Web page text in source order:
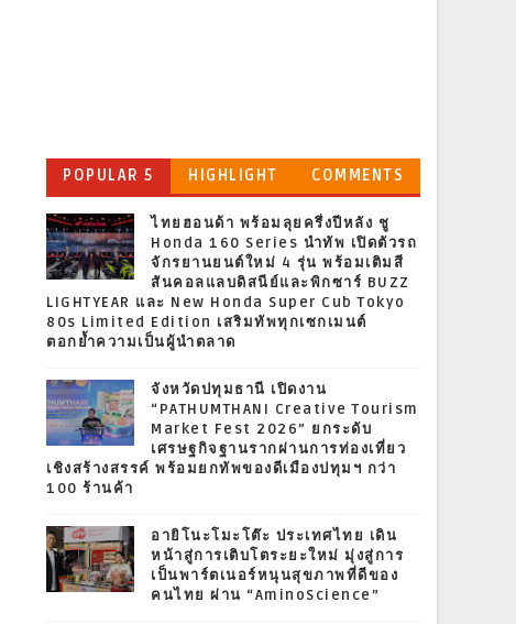
POPULAR 5 HIGHLIGHT COMMENTS
ไทยฮอนด้า พร้อมลุยครึ่งปีหลัง ชู
Honda 160 Series นำทัพ เปิดตัวรถ
จักรยานยนต์ใหม่ 4 รุ่น พร้อมเติมสี
สันคอลแลบดิสนีย์และพิกซาร์ BUZZ
LIGHTYEAR และ New Honda Super Cub Tokyo
80s Limited Edition เสริมทัพทุกเซกเมนต์
ตอกย้ำความเป็นผู้นำตลาด
จังหวัดปทุมธานี เปิดงาน
“PATHUMTHANI Creative Tourism
Market Fest 2026” ยกระดับ
เศรษฐกิจฐานรากผ่านการท่องเที่ยว
เชิงสร้างสรรค์ พร้อมยกทัพของดีเมืองปทุมฯ กว่า
100 ร้านค้า
อายิโนะโมะโต๊ะ ประเทศไทย เดิน
หน้าสู่การเติบโตระยะใหม่ มุ่งสู่การ
เป็นพาร์ตเนอร์หนุนสุขภาพที่ดีของ
คนไทย ผ่าน “AminoScience”